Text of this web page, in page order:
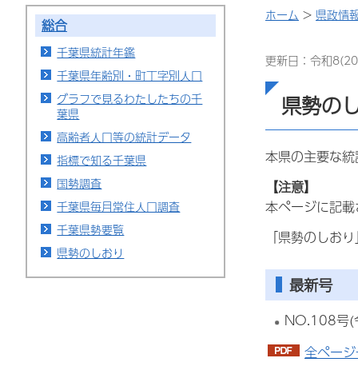
総合
千葉県統計年鑑
千葉県年齢別・町丁字別人口
グラフで見るわたしたちの千
葉県
高齢者人口等の統計データ
指標で知る千葉県
国勢調査
千葉県毎月常住人口調査
千葉県勢要覧
県勢のしおり
ホーム > 県政情
更新日：令和
県勢の
本県の主要な
【注意】
本ページに記
「県勢のしお
最新号
NO.108号
全ペー